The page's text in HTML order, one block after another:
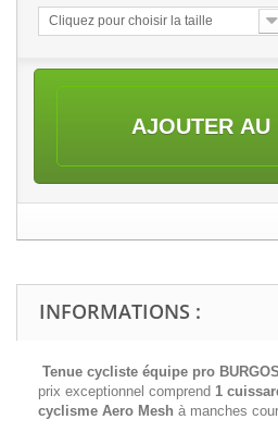
Cliquez pour choisir la taille
AJOUTER AU
INFORMATIONS :
Tenue cycliste équipe pro
prix exceptionnel comprend 1
cyclisme Aero Mesh à manches